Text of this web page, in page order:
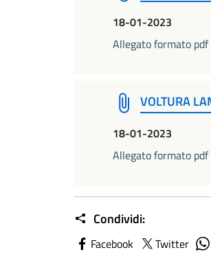
18-01-2023
Allegato formato pdf
VOLTURA
18-01-2023
Allegato formato pdf
Condividi:
Facebook Twitter